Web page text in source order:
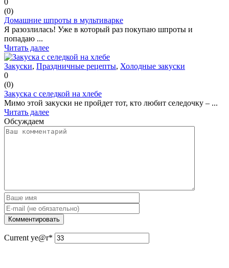
(0)
Домашние шпроты в мультиварке
Я разозлилась! Уже в который раз покупаю шпроты и
попадаю ...
Читать далее
Закуски, Праздничные рецепты, Холодные закуски
0
(0)
Закуска с селедкой на хлебе
Мимо этой закуски не пройдет тот, кто любит селедочку – ...
Читать далее
Обсуждаем
Current ye@r*